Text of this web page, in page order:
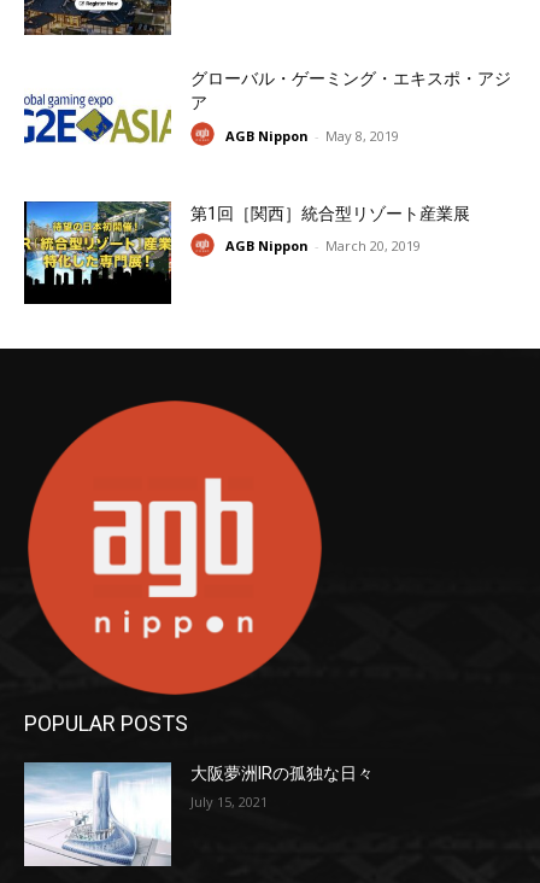
グローバル・ゲーミング・エキスポ・アジ
ア
AGB Nippon - May 8, 2019
第1回［関西］統合型リゾート産業展
AGB Nippon - March 20, 2019
POPULAR POSTS
大阪夢洲IRの孤独な日々
July 15, 2021